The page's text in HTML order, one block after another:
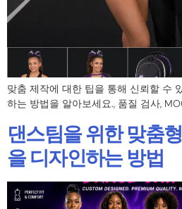
맞춤 제작에 대한 팁을 통해 신뢰할 수
하는 방법을 알아보세요., 품질 검사,
댄스팀을 위한 맞춤
을 디자인하는 방법